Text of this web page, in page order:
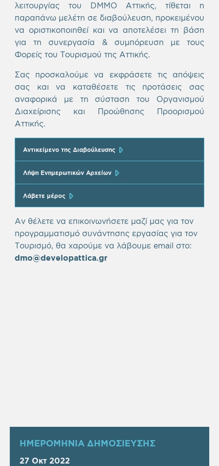
λειτουργίας του DMMO Αττικής, τίθεται η
παραπάνω μελέτη σε διαβούλευση, προκειμένου
να οριστικοποιηθεί και να αποτελέσει τη βάση
για τη συνεργασία & συμπόρευση με τους
Φορείς του Τουρισμού της Αττικής.
Σας προσκαλούμε να εκφράσετε τις απόψεις
σας και να καταθέσετε τις προτάσεις σας
αναφορικά με τη σύσταση του Οργανισμού
Διαχείρισης και Προώθησης Προορισμού
Αττικής.
Αντικείμενο της Διαβούλευσης
Λήψη Ενημερωτικών Αρχείων
Λάβετε μέρος
Αν θέλετε να επικοινωνήσετε μαζί μας για τον
προγραμματισμό συνάντησης εργασίας για τον
Τουρισμό, θα χαρούμε να λάβουμε email στο:
dmo@developattica.gr
ΗΜΕΡΟΜΗΝΙΑ ΔΗΜΟΣΙΕΥΣΗΣ
27 Οκτ 2022